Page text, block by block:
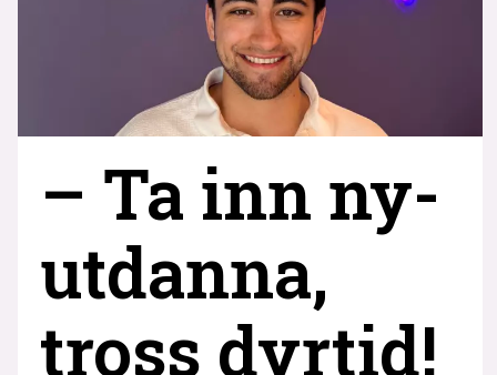
– Ta inn ny­
utdanna,
tross dyrtid!